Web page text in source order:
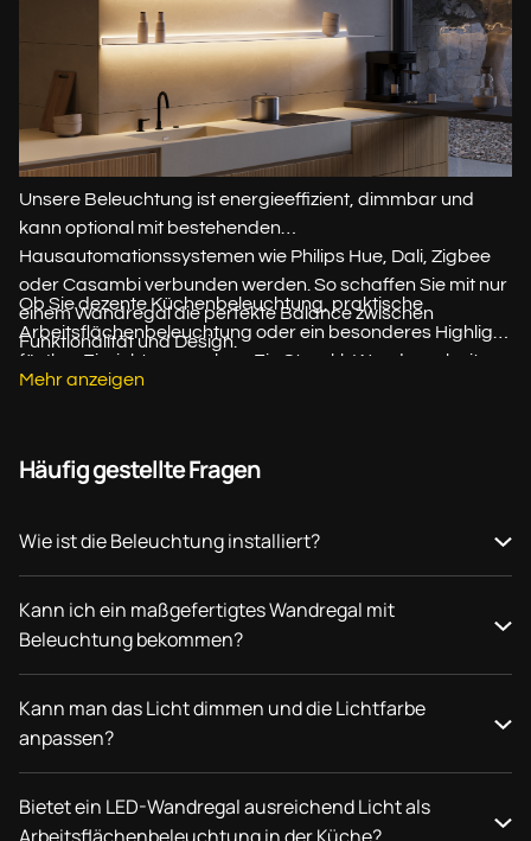
Stimmungslicht.
Unsere Beleuchtung ist energieeffizient, dimmbar und
kann optional mit bestehenden
Hausautomationssystemen wie Philips Hue, Dali, Zigbee
oder Casambi verbunden werden. So schaffen Sie mit nur
einem Wandregal die perfekte Balance zwischen
Funktionalität und Design.
Ob Sie dezente Küchenbeleuchtung, praktische
Arbeitsflächenbeleuchtung oder ein besonderes Highlight
für Ihre Einrichtung suchen: Ein Strackk Wandregal mit
Beleuchtung wird präzise nach Ihren Wünschen gefertigt
Mehr anzeigen
Häufig gestellte Fragen
Wie ist die Beleuchtung installiert?
Kann ich ein maßgefertigtes Wandregal mit
Beleuchtung bekommen?
Kann man das Licht dimmen und die Lichtfarbe
anpassen?
Bietet ein LED-Wandregal ausreichend Licht als